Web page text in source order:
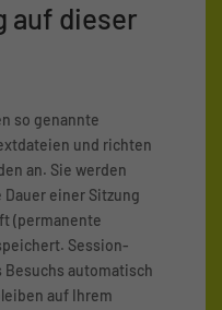
auf dieser
so genannte
und richten
an. Sie werden
einer Sitzung
(permanente
Session-
Besuchs automatisch
auf Ihrem